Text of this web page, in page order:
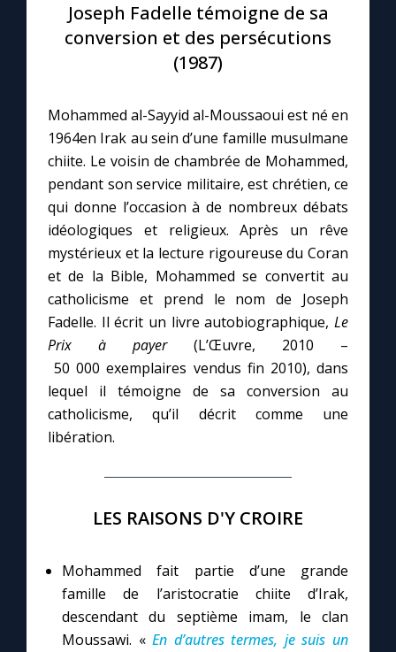
Le magazine
Questions-réponses
Prier au quotidien
Avec Thérèse de Lisieux
L'Évangile chaque jour
Les premiers samedis du mois
Marie qui défait les nœuds
Me consacrer à Jésus par Marie
Une Minute avec Marie
Une neuvaine
À la une
Joseph Fadelle témoigne de sa
conversion et des persécutions
(1987)
Mohammed al-Sayyid al-Moussaoui est né en
1964en Irak au sein d’une famille musulmane
chiite. Le voisin de chambrée de Mohammed,
pendant son service militaire, est chrétien, ce
qui donne l’occasion à de nombreux débats
idéologiques et religieux. Après un rêve
mystérieux et la lecture rigoureuse du Coran
et de la Bible, Mohammed se convertit au
catholicisme et prend le nom de Joseph
Fadelle. Il écrit un livre autobiographique, Le
Prix à payer (L’Œuvre, 2010 –
50 000 exemplaires vendus fin 2010), dans
lequel il témoigne de sa conversion au
catholicisme, qu’il décrit comme une
libération.
LES RAISONS D'Y CROIRE
Mohammed fait partie d’une grande
famille de l’aristocratie chiite d’Irak,
descendant du septième imam, le clan
Moussawi. «En d’autres termes, je suis un